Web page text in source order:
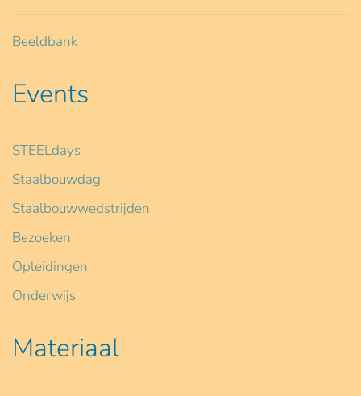
Beeldbank
Events
STEELdays
Staalbouwdag
Staalbouwwedstrijden
Bezoeken
Opleidingen
Onderwijs
Materiaal